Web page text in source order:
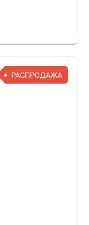
РАСПРОДАЖА